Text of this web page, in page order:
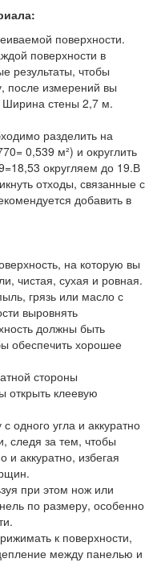
поверхности.
поверхности в
результаты, чтобы
после измерений вы
Ширина стены 2,7 м.
разделить на
0,539 м²) и округлить
округляем до 19.В
отходы, связанные с
добавить в
на которую вы
чистая, сухая и ровная.
грязь или масло с
выровнять
должны быть
обеспечить хорошее
стороны
открыть клеевую
одного угла и аккуратно
следя за тем, чтобы
и аккуратно, избегая
при этом нож или
по размеру, особенно
к поверхности,
между панелью и